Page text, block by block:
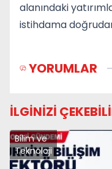
alanındaki
istihdama
YORUMLAR
İLGİNİZİ
Bilim ve
Teknoloji